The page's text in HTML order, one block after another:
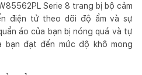
Serie 8 trang bị bộ cảm
điện tử theo dõi độ ẩm và sự
áo của bạn bị nóng quá và tự
bạn đạt đến mức độ khô mong